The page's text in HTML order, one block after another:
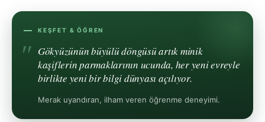
KEŞFET & ÖĞREN
Gökyüzünün büyülü döngüsü artık minik
kaşiflerin parmaklarının ucunda, her yeni evreyle
birlikte yeni bir bilgi dünyası açılıyor.
Merak uyandıran, ilham veren öğrenme deneyimi.